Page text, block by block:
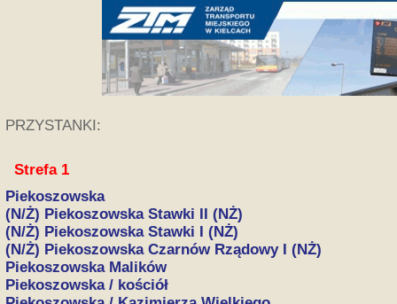
PRZYSTANKI:
Strefa 1
Piekoszowska
(N/Ż) Piekoszowska Stawki II (NŻ)
(N/Ż) Piekoszowska Stawki I (NŻ)
(N/Ż) Piekoszowska Czarnów Rządowy I (NŻ)
Piekoszowska Malików
Piekoszowska / kościół